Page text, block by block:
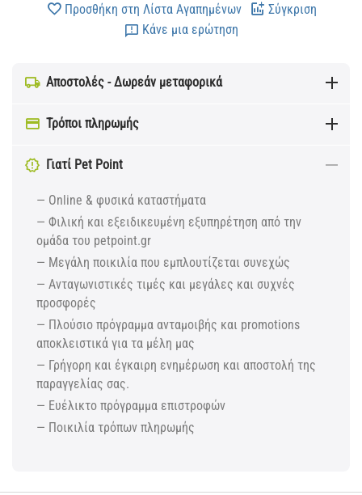
Προσθήκη στη Λίστα Αγαπημένων
Σύγκριση
Κάνε μια ερώτηση
Αποστολές - Δωρεάν μεταφορικά
Τρόποι πληρωμής
Γιατί Pet Point
— Online & φυσικά καταστήματα
— Φιλική και εξειδικευμένη εξυπηρέτηση από την
ομάδα του petpoint.gr
— Μεγάλη ποικιλία που εμπλουτίζεται συνεχώς
— Ανταγωνιστικές τιμές και μεγάλες και συχνές
προσφορές
— Πλούσιο πρόγραμμα ανταμοιβής και promotions
αποκλειστικά για τα μέλη μας
— Γρήγορη και έγκαιρη ενημέρωση και αποστολή της
παραγγελίας σας.
— Ευέλικτο πρόγραμμα επιστροφών
— Ποικιλία τρόπων πληρωμής